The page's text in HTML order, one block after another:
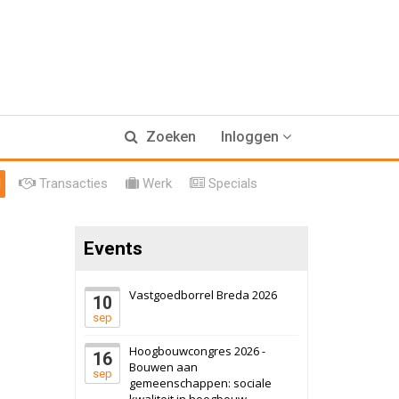
Zoeken Inloggen
Transacties Werk Specials
Events
10
sep
Vastgoedborrel Breda 2026
16
sep
Hoogbouwcongres 2026 -
Bouwen aan
gemeenschappen: sociale
17 september 2026
Voormalig
politiebureau
6 oktober 2026 Transformatieobject